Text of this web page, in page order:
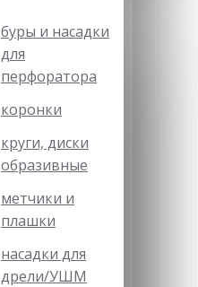
буры и насадки
для
перфоратора
коронки
круги, диски
образивные
метчики и
плашки
насадки для
дрели/УШМ